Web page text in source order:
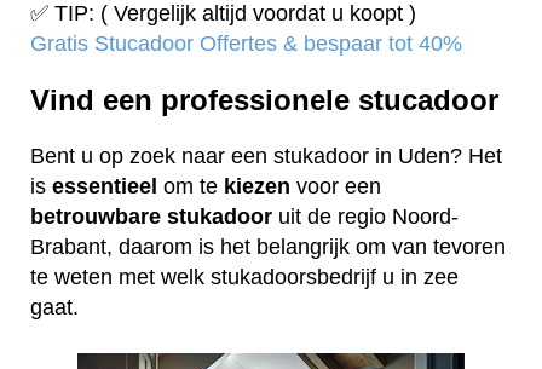
✅ TIP: ( Vergelijk altijd voordat u koopt )
Gratis Stucadoor Offertes & bespaar tot 40%
Vind een professionele stucadoor
Bent u op zoek naar een stukadoor in Uden? Het
is essentieel om te kiezen voor een
betrouwbare stukadoor uit de regio Noord-
Brabant, daarom is het belangrijk om van tevoren
te weten met welk stukadoorsbedrijf u in zee
gaat.